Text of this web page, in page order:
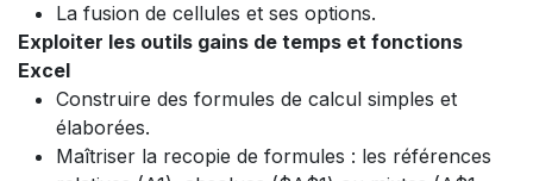
La fusion de cellules et ses options.
Exploiter les outils gains de temps et fonctions
Excel
Construire des formules de calcul simples et
élaborées.
Maîtriser la recopie de formules : les références